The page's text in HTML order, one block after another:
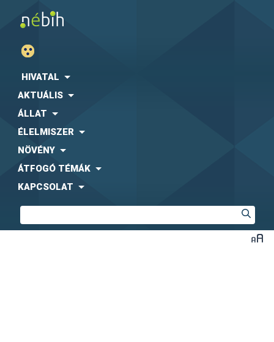
HIVATAL
AKTUÁLIS
ÁLLAT
ÉLELMISZER
NÖVÉNY
ÁTFOGÓ TÉMÁK
KAPCSOLAT